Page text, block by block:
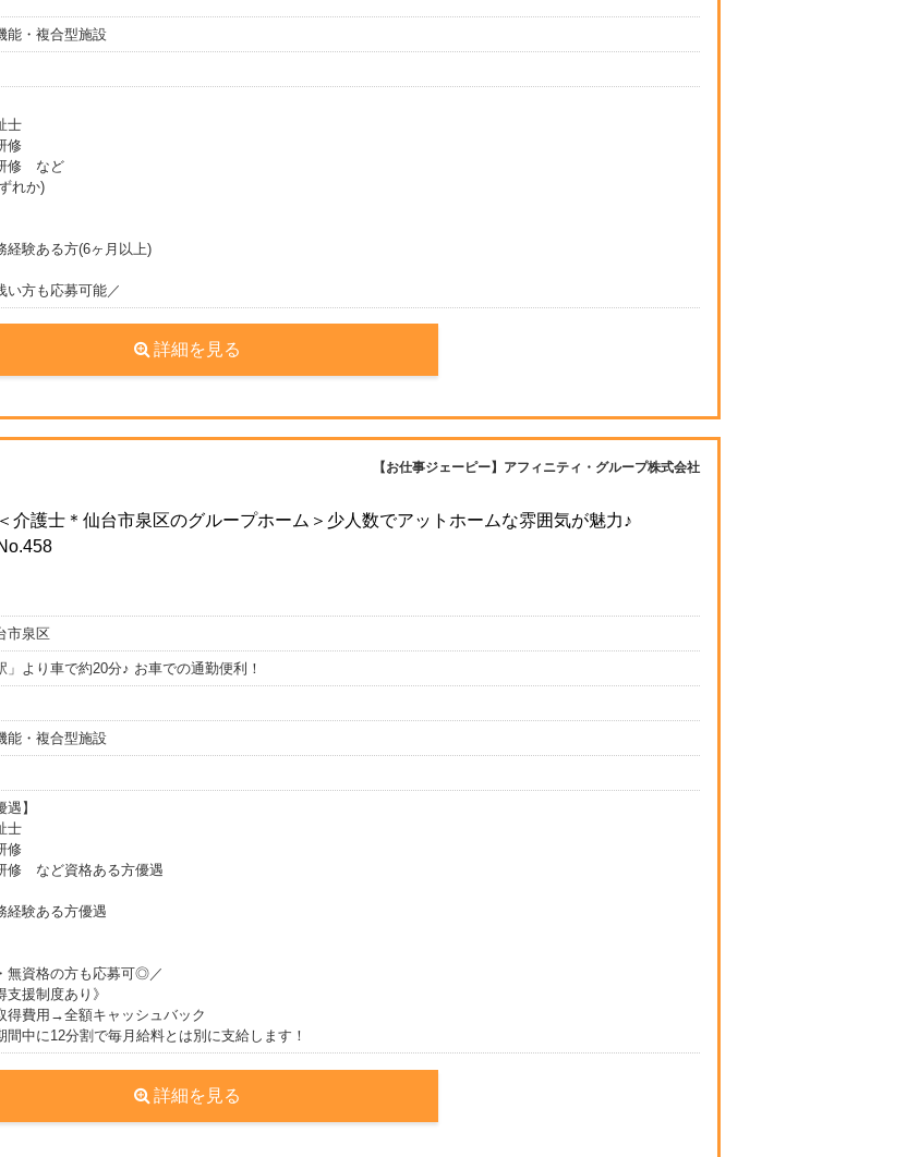
能・複合型施設
士
修
修 など
れか)
経験ある方(6ヶ月以上)
い方も応募可能／
詳細を見る
【お仕事ジェーピー】アフィニティ・グループ株式会社
＜介護士＊仙台市泉区のグループホーム＞少人数でアットホームな雰囲気が魅力♪
市泉区
」より車で約20分♪ お車での通勤便利！
能・複合型施設
遇】
士
修
修 など資格ある方優遇
経験ある方優遇
無資格の方も応募可◎／
支援制度あり》
費用→全額キャッシュバック
中に12分割で毎月給料とは別に支給します！
詳細を見る